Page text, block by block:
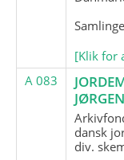
[Klik for
A 083
dansk
div.